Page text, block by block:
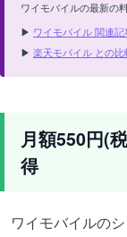
ワイモバイルの最新の
▶ ワイモバイル 関連
▶ 楽天モバイル との比
月額550円(
得
ワイモバイルの